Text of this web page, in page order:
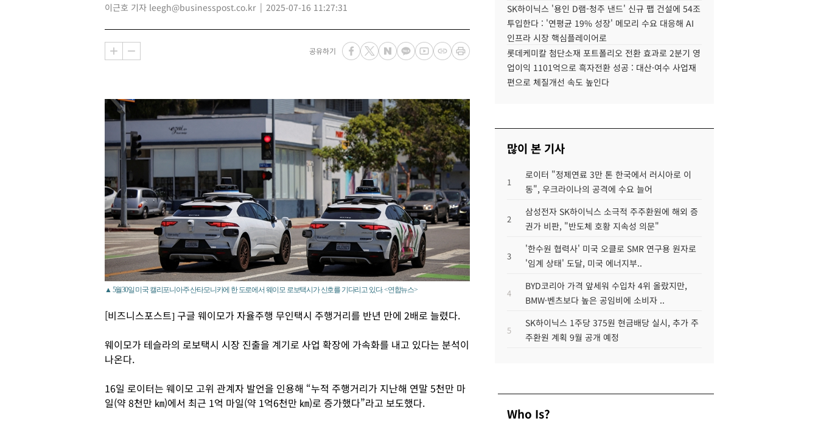
이근호 기자 leegh@businesspost.co.kr 2025-07-16 11:27:31
공유하기
▲ 5월30일 미국 캘리포니아주 산타모니카에 한 도로에서 웨이모 로보택시가 신호를 기다리고 있다. <연합뉴스>
[비즈니스포스트] 구글 웨이모가 자율주행 무인택시 주행거리를 반년 만에 2배로 늘렸다.
웨이모가 테슬라의 로보택시 시장 진출을 계기로 사업 확장에 가속화를 내고 있다는 분석이
나온다.
16일 로이터는 웨이모 고위 관계자 발언을 인용해 “누적 주행거리가 지난해 연말 5천만 마
일(약 8천만 ㎞)에서 최근 1억 마일(약 1억6천만 ㎞)로 증가했다”라고 보도했다.
SK하이닉스 '용인 D램-청주 낸드' 신규 팹 건설에 54조
투입한다 : '연평균 19% 성장' 메모리 수요 대응해 AI
인프라 시장 핵심플레이어로
롯데케미칼 첨단소재 포트폴리오 전환 효과로 2분기 영
업이익 1101억으로 흑자전환 성공 : 대산·여수 사업재
편으로 체질개선 속도 높인다
많이 본 기사
1
로이터 "정제연료 3만 톤 한국에서 러시아로 이
동", 우크라이나의 공격에 수요 늘어
2
삼성전자 SK하이닉스 소극적 주주환원에 해외 증
권가 비판, "반도체 호황 지속성 의문"
3
'한수원 협력사' 미국 오클로 SMR 연구용 원자로
'임계 상태' 도달, 미국 에너지부..
4
BYD코리아 가격 앞세워 수입차 4위 올랐지만,
BMW·벤츠보다 높은 공임비에 소비자 ..
5
SK하이닉스 1주당 375원 현금배당 실시, 추가 주
주환원 계획 9월 공개 예정
Who Is?